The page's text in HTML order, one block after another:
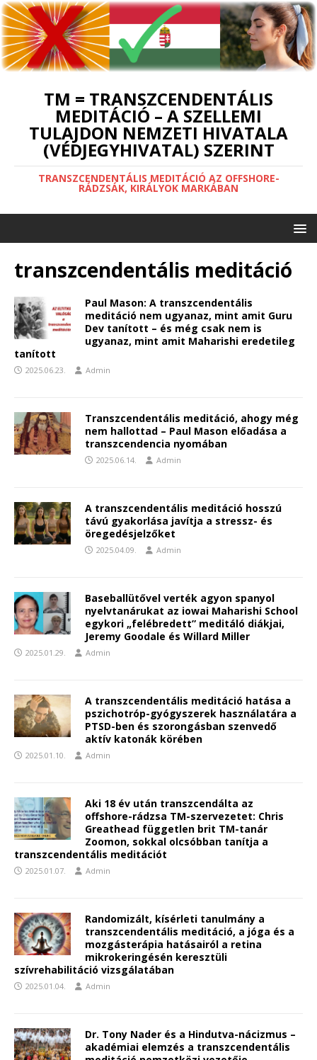
TM = TRANSZCENDENTÁLIS
MEDITÁCIÓ – A SZELLEMI
TULAJDON NEMZETI HIVATALA
(VÉDJEGYHIVATAL) SZERINT
TRANSZCENDENTÁLIS MEDITÁCIÓ AZ OFFSHORE-
RÁDZSÁK, KIRÁLYOK MARKÁBAN
transzcendentális meditáció
Paul Mason: A transzcendentális
meditáció nem ugyanaz, mint amit Guru
Dev tanított – és még csak nem is
ugyanaz, mint amit Maharishi eredetileg
tanított
2025.06.23. Admin
Transzcendentális meditáció, ahogy még
nem hallottad – Paul Mason előadása a
transzcendencia nyomában
2025.06.14. Admin
A transzcendentális meditáció hosszú
távú gyakorlása javítja a stressz- és
öregedésjelzőket
2025.04.09. Admin
Baseballütővel verték agyon spanyol
nyelvtanárukat az iowai Maharishi School
egykori „felébredett” meditáló diákjai,
Jeremy Goodale és Willard Miller
2025.01.29. Admin
A transzcendentális meditáció hatása a
pszichotróp-gyógyszerek használatára a
PTSD-ben és szorongásban szenvedő
aktív katonák körében
2025.01.10. Admin
Aki 18 év után transzcendálta az
offshore-rádzsa TM-szervezetet: Chris
Greathead független brit TM-tanár
Zoomon, sokkal olcsóbban tanítja a
transzcendentális meditációt
2025.01.07. Admin
Randomizált, kísérleti tanulmány a
transzcendentális meditáció, a jóga és a
mozgásterápia hatásairól a retina
mikrokeringésén keresztüli
szívrehabilitáció vizsgálatában
2025.01.04. Admin
Dr. Tony Nader és a Hindutva-nácizmus –
akadémiai elemzés a transzcendentális